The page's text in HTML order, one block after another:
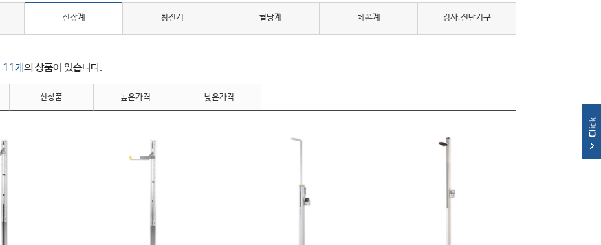
신장계 청진기 혈당계 체온계 검사.진단기구
11개의 상품이 있습니다.
신상품 높은가격 낮은가격